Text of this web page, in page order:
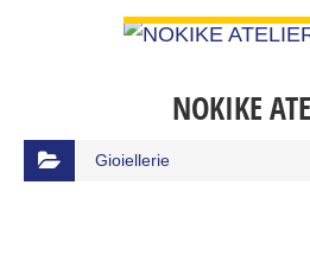
NOKIKE
Gioiellerie